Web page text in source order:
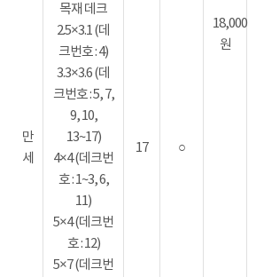
18,000
원
만
세
목재 데크
2.5×3.1 (데
크번호 : 4)
3.3×3.6 (데
크번호 : 5, 7,
9, 10,
13~17)
4×4 (데크번
호 : 1~3, 6,
11)
5×4 (데크번
호 : 12)
5×7 (데크번
17 ○